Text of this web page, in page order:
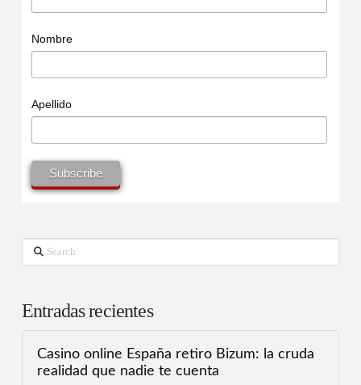
Nombre
Apellido
Search
Entradas recientes
Casino online España retiro Bizum: la cruda
realidad que nadie te cuenta